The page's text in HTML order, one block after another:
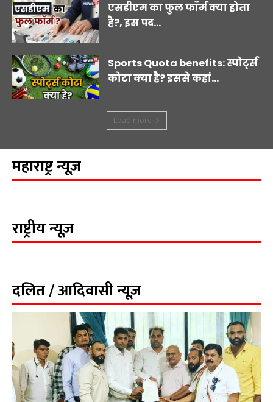
एसडीएम का फुल फॉर्म क्या होता
है?, इस पद...
Sports Quota benefits: स्पोर्ट्स
कोटा क्या है? इससे कहां...
Load more
महाराष्ट्र न्यूज़
राष्ट्रीय न्यूज़
दलित / आदिवासी न्यूज़